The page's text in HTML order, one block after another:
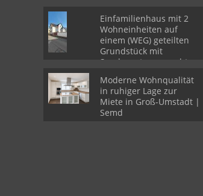
Einfamilienhaus mit 2
Wohneinheiten auf
einem (WEG) geteilten
Grundstück mit
Sondernutzungsrechten
Moderne Wohnqualität
in ruhiger Lage zur
Miete in Groß-Umstadt |
Semd